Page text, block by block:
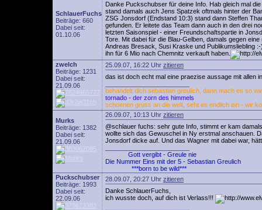
SchlauerFuchs
Beiträge: 660
Dabei seit:
01.10.06
Danke Puckschubser für deine Info. Hab gleich mal
stand damals auch Jens Spatzek oftmals hinter der
ZSG Jonsdorf (Endstand 10:3) stand dann Steffen
gefunden. Er leitete das Team dann auch in den drei
letzten Saisonspiel - einer Freundschaftspartie in
Tore. Mit dabei für die Blau-Gelben, damals gegen
Andreas Bresack, Susi Kraske und Publikumsliebling
ihn für 6 Mio nach Chemnitz verkauft haben.
zwelch
Beiträge: 1231
Dabei seit:
21.09.06
25.09.07, 16:22 Uhr zitieren
das ist doch echt mal eine praezise aussage mit allen
behandelt dich sebastian greulich, dann mach es so
tornado - der zorn des himmels
schoenen gruss an die welt, seht es endlich ein - wir
Murks
Beiträge: 1382
Dabei seit:
21.09.06
26.09.07, 10:13 Uhr zitieren
@schlauer fuchs: sehr gute Info, stimmt er kam
wollte sich das Gewuschel in Ny erstmal anschauen.
Jonsdorf dicke auf. Und das Wagner mit dabei war,
Gott vergibt - Greule nie
Die Nummer Eins mit der 5 - Sebastian Greulich
***born to be wild***
Puckschubser
Beiträge: 1993
Dabei seit:
22.09.06
28.09.07, 20:27 Uhr zitieren
Danke SchlauerFuchs,
ich wusste doch, auf dich ist Verlass!!!